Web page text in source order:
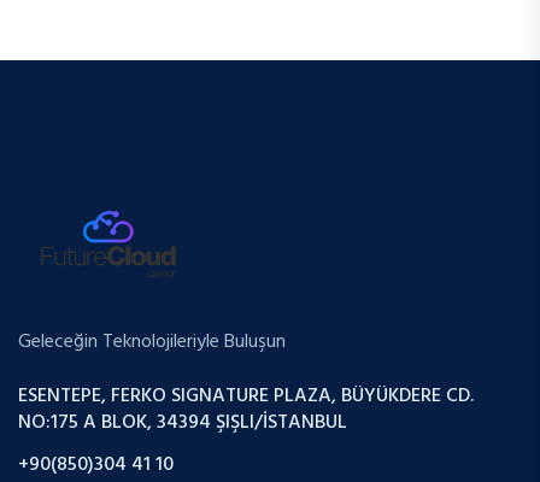
Geleceğin Teknolojileriyle Buluşun
ESENTEPE, FERKO SIGNATURE PLAZA, BÜYÜKDERE CD.
NO:175 A BLOK, 34394 ŞIŞLI/İSTANBUL
+90(850)304 41 10